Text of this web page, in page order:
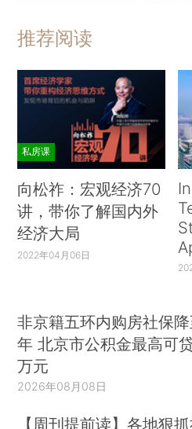
推荐阅读
私房课
向松祚：宏观经济70
讲，带你了解国内外
经济大局
2022年04月06日
非京籍五环内购房社保
年 北京市公积金最高可
万元
2026年08月08日
【周刊提前读】各地狠